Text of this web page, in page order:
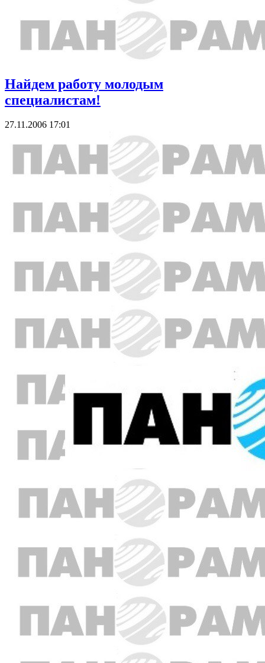
Найдем работу молодым
специалистам!
27.11.2006 17:01